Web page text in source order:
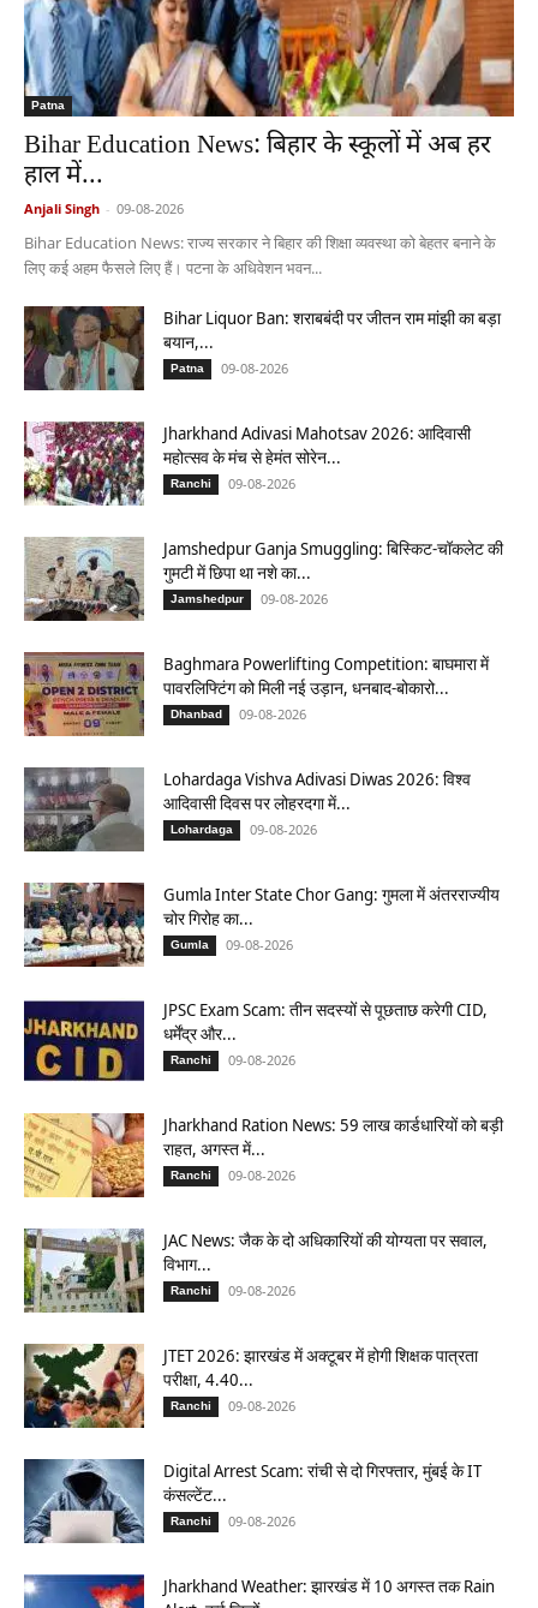
Patna
Bihar Education News: बिहार के स्कूलों में अब हर
हाल में...
Anjali Singh - 09-08-2026
Bihar Education News: राज्य सरकार ने बिहार की शिक्षा व्यवस्था को बेहतर बनाने के
लिए कई अहम फैसले लिए हैं। पटना के अधिवेशन भवन...
Bihar Liquor Ban: शराबबंदी पर जीतन राम मांझी का बड़ा
बयान,...
Patna 09-08-2026
Jharkhand Adivasi Mahotsav 2026: आदिवासी
महोत्सव के मंच से हेमंत सोरेन...
Ranchi 09-08-2026
Jamshedpur Ganja Smuggling: बिस्किट-चॉकलेट की
गुमटी में छिपा था नशे का...
Jamshedpur 09-08-2026
Baghmara Powerlifting Competition: बाघमारा में
पावरलिफ्टिंग को मिली नई उड़ान, धनबाद-बोकारो...
Dhanbad 09-08-2026
Lohardaga Vishva Adivasi Diwas 2026: विश्व
आदिवासी दिवस पर लोहरदगा में...
Lohardaga 09-08-2026
Gumla Inter State Chor Gang: गुमला में अंतरराज्यीय
चोर गिरोह का...
Gumla 09-08-2026
JPSC Exam Scam: तीन सदस्यों से पूछताछ करेगी CID,
धर्मेंद्र और...
Ranchi 09-08-2026
Jharkhand Ration News: 59 लाख कार्डधारियों को बड़ी
राहत, अगस्त में...
Ranchi 09-08-2026
JAC News: जैक के दो अधिकारियों की योग्यता पर सवाल,
विभाग...
Ranchi 09-08-2026
JTET 2026: झारखंड में अक्टूबर में होगी शिक्षक पात्रता
परीक्षा, 4.40...
Ranchi 09-08-2026
Digital Arrest Scam: रांची से दो गिरफ्तार, मुंबई के IT
कंसल्टेंट...
Ranchi 09-08-2026
Jharkhand Weather: झारखंड में 10 अगस्त तक Rain